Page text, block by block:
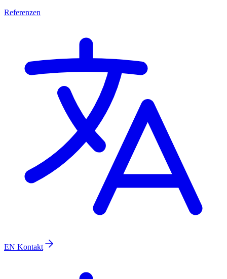
Referenzen
EN Kontakt